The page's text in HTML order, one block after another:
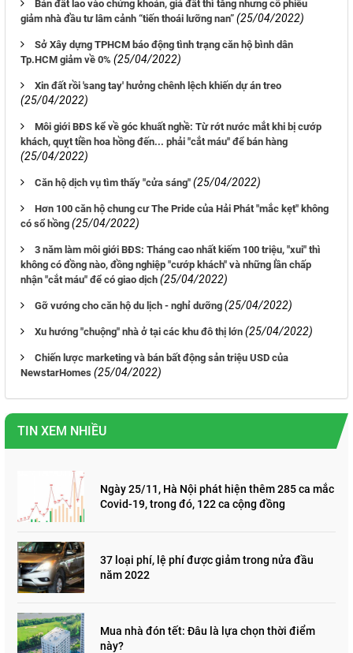
Bán đất lao vào chứng khoán, giá đất thì tăng nhưng cổ phiếu
giảm nhà đầu tư lâm cảnh “tiến thoái lưỡng nan” (25/04/2022)
Sở Xây dựng TPHCM báo động tình trạng căn hộ bình dân
Tp.HCM giảm về 0% (25/04/2022)
Xin đất rồi 'sang tay' hưởng chênh lệch khiến dự án treo
(25/04/2022)
Môi giới BĐS kể về góc khuất nghề: Từ rớt nước mắt khi bị cướp
khách, quỵt tiền hoa hồng đến... phải "cắt máu" để bán hàng
(25/04/2022)
Căn hộ dịch vụ tìm thấy "cửa sáng" (25/04/2022)
Hơn 100 căn hộ chung cư The Pride của Hải Phát "mắc kẹt" không
có sổ hồng (25/04/2022)
3 năm làm môi giới BĐS: Tháng cao nhất kiếm 100 triệu, "xui" thì
không có đồng nào, đồng nghiệp "cướp khách" và những lần chấp
nhận "cắt máu" để có giao dịch (25/04/2022)
Gỡ vướng cho căn hộ du lịch - nghỉ dưỡng (25/04/2022)
Xu hướng "chuộng" nhà ở tại các khu đô thị lớn (25/04/2022)
Chiến lược marketing và bán bất động sản triệu USD của
NewstarHomes (25/04/2022)
TIN XEM NHIỀU
Ngày 25/11, Hà Nội phát hiện thêm 285 ca mắc
Covid-19, trong đó, 122 ca cộng đồng
37 loại phí, lệ phí được giảm trong nửa đầu
năm 2022
Mua nhà đón tết: Đâu là lựa chọn thời điểm
này?